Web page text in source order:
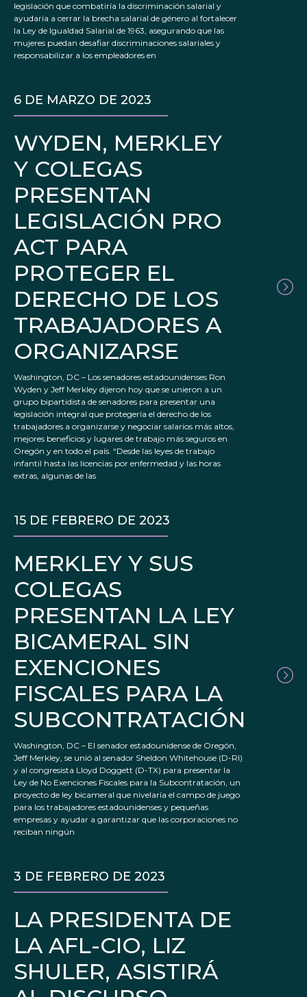
legislación que combatiría la discriminación salarial y
ayudaría a cerrar la brecha salarial de género al fortalecer
la Ley de Igualdad Salarial de 1963, asegurando que las
mujeres puedan desafiar discriminaciones salariales y
responsabilizar a los empleadores en
WYDEN, MERKLEY
Y COLEGAS
PRESENTAN
LEGISLACIÓN PRO
ACT PARA
PROTEGER EL
DERECHO DE LOS
TRABAJADORES A
ORGANIZARSE
6 DE MARZO DE 2023
Washington, DC – Los senadores estadounidenses Ron
Wyden y Jeff Merkley dijeron hoy que se unieron a un
grupo bipartidista de senadores para presentar una
legislación integral que protegería el derecho de los
trabajadores a organizarse y negociar salarios más altos,
mejores beneficios y lugares de trabajo más seguros en
Oregón y en todo el país. “Desde las leyes de trabajo
infantil hasta las licencias por enfermedad y las horas
extras, algunas de las
MERKLEY Y SUS
COLEGAS
PRESENTAN LA LEY
BICAMERAL SIN
EXENCIONES
FISCALES PARA LA
SUBCONTRATACIÓN
15 DE FEBRERO DE 2023
Washington, DC – El senador estadounidense de Oregón,
Jeff Merkley, se unió al senador Sheldon Whitehouse (D-RI)
y al congresista Lloyd Doggett (D-TX) para presentar la
Ley de No Exenciones Fiscales para la Subcontratación, un
proyecto de ley bicameral que nivelaría el campo de juego
para los trabajadores estadounidenses y pequeñas
empresas y ayudar a garantizar que las corporaciones no
reciban ningún
LA PRESIDENTA DE
LA AFL-CIO, LIZ
SHULER, ASISTIRÁ
3 DE FEBRERO DE 2023